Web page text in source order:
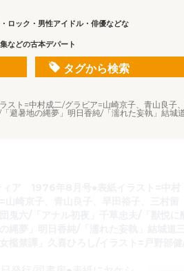
ロック・男性アイドル・俳優などな
などの古本デパート
タグから検索
ト=中村成二/グラビア=山崎京子、青山良子
避暑地の縄夢」明日香純/「濡れた妄執」結